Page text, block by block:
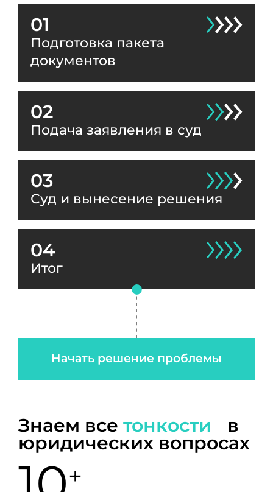
01
Подготовка пакета
документов
02
Подача заявления в суд
03
Суд и вынесение решения
04
Итог
Начать решение проблемы
Знаем все тонкости в
юридических вопросах
+